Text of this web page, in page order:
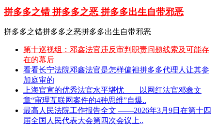
拼多多之错 拼多多之恶 拼多多出生自带邪恶
拼多多之错拼多多之恶拼多多出生自带邪恶
第十巡视组：邓鑫法官违反审判职责问题线索及可能存
在的幕后
看看长宁法院邓鑫法官是怎样偏袒拼多多代理人让其参
加庭审的
上海官宣的优秀法官水平堪忧——以网红法官邓鑫文
章“审理互联网案件的4种思维”自爆..
最高人民法院工作报告全文 ——2026年3月9日在第十四
届全国人民代表大会第四次会议上..